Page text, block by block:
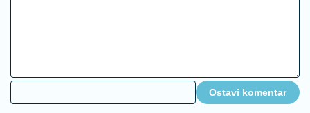
Ostavi komentar